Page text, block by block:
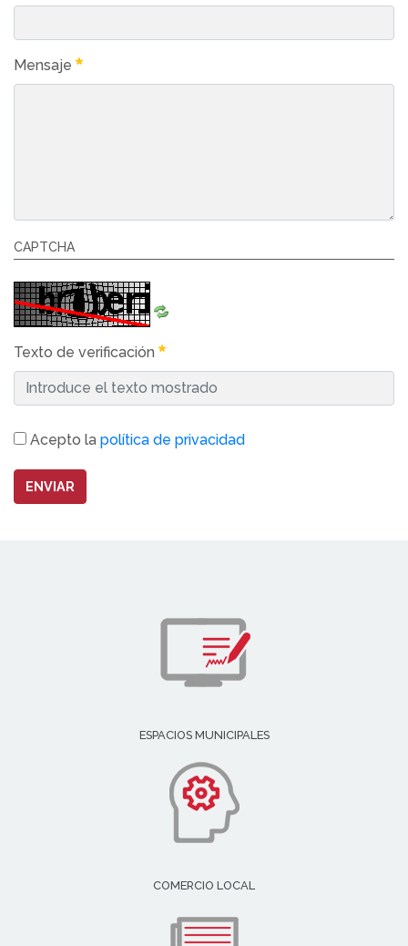
Mensaje
CAPTCHA
Texto de verificación
Acepto la política de privacidad
ENVIAR
ESPACIOS MUNICIPALES
COMERCIO LOCAL